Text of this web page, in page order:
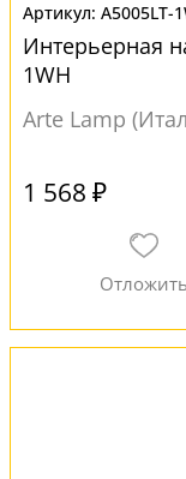
A5005LT-
Интерьерная
1WH
Arte Lamp
1 568 ₽